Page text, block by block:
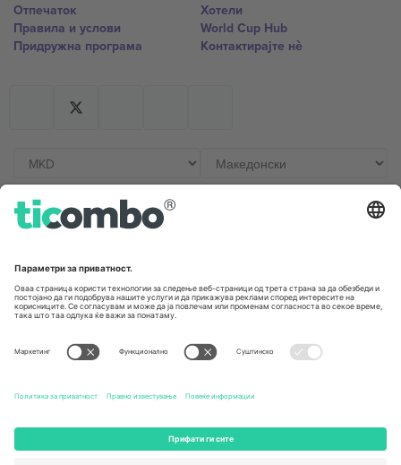
Отпечаток
Правила и услови
Придружна програма
Хотели
World Cup Hub
Контактирајте нѐ
Канцеларии и поддршка
Germany
Unter den Linden 24, 10117
Berlin, Germany
167 City Road, London, Greater
London, EC1V 1AW, United
131 Continental Dr, Suite 305,
States
Dorfstrasse 52a, 6390